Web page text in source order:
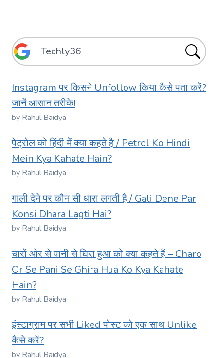
Instagram पर किसने Unfollow किया कैसे पता करें?
जानें आसान तरीके!
by Rahul Baidya
पेट्रोल को हिंदी में क्या कहते है / Petrol Ko Hindi
Mein Kya Kahate Hain?
by Rahul Baidya
गाली देने पर कौन सी धारा लगती है / Gali Dene Par
Konsi Dhara Lagti Hai?
by Rahul Baidya
चारों ओर से पानी से घिरा हुआ को क्या कहते हैं – Charo
Or Se Pani Se Ghira Hua Ko Kya Kahate
Hain?
by Rahul Baidya
इंस्टाग्राम पर सभी Liked पोस्ट को एक साथ Unlike
कैसे करें?
by Rahul Baidya